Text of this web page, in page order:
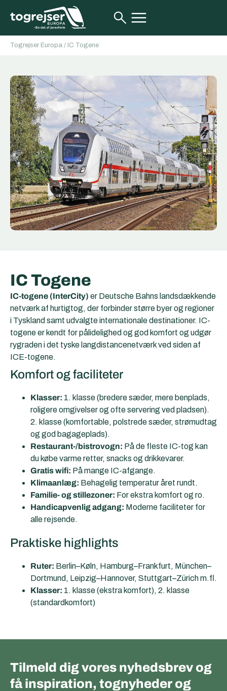
Togrejser Europa / IC Togene
IC Togene
IC-togene (InterCity) er Deutsche Bahns landsdækkende
netværk af hurtigtog, der forbinder større byer og regioner
i Tyskland samt udvalgte internationale destinationer. IC-
togene er kendt for pålidelighed og god komfort og udgør
rygraden i det tyske langdistancenetværk ved siden af
ICE-togene.
Komfort og faciliteter
Klasser: 1. klasse (bredere sæder, mere benplads,
roligere omgivelser og ofte servering ved pladsen).
2. klasse (komfortable, polstrede sæder, strømudtag
og god bagageplads).
Restaurant-/bistrovogn: På de fleste IC-tog kan
du købe varme retter, snacks og drikkevarer.
Gratis wifi: På mange IC-afgange.
Klimaanlæg: Behagelig temperatur året rundt.
Familie- og stillezoner: For ekstra komfort og ro.
Handicapvenlig adgang: Moderne faciliteter for
alle rejsende.
Praktiske highlights
Ruter: Berlin–Køln, Hamburg–Frankfurt, München–
Dortmund, Leipzig–Hannover, Stuttgart–Zürich m.fl.
Klasser: 1. klasse (ekstra komfort), 2. klasse
(standardkomfort)
Tilmeld dig vores nyhedsbrev og
få inspiration, tognyheder og